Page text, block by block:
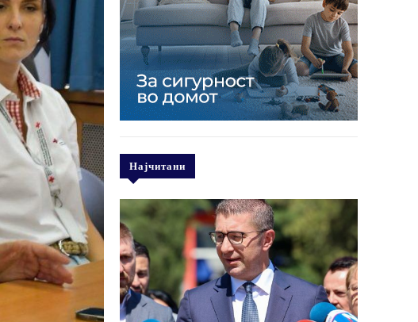
Најчитани